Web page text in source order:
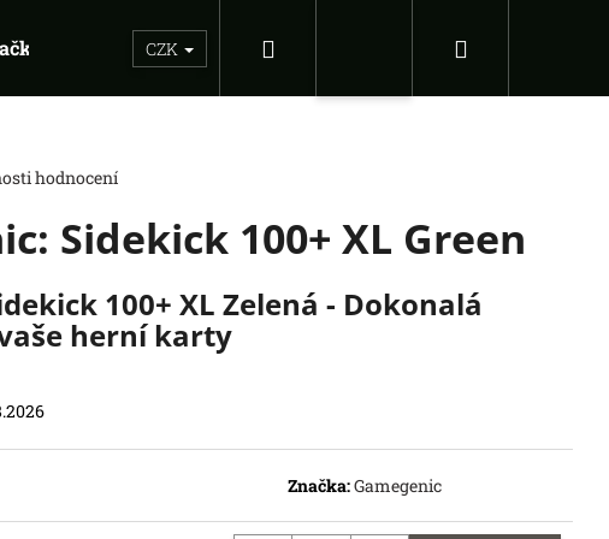
Sběratelské figurky Dárkové inspirace
CZK
Přihlášení
hodnocení
Sidekick 100+ XL Green
100+ XL Zelená - Dokonalá
herní karty
Značka:Gamegenic
CG: IB08 ILLUSTRATION